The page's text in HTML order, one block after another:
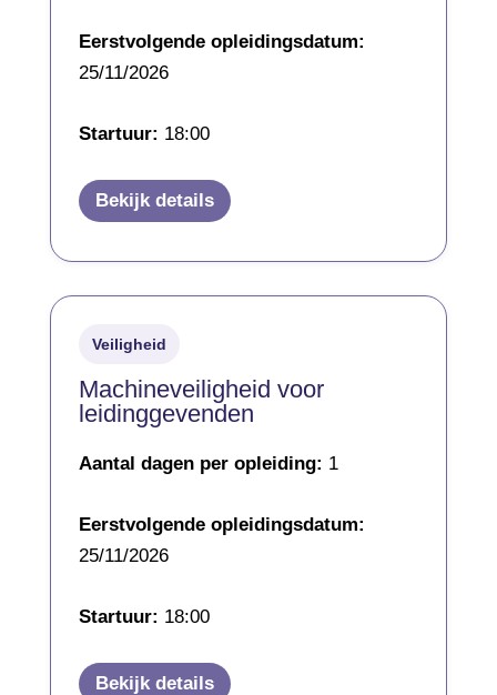
Eerstvolgende opleidingsdatum:
25/11/2026
Startuur: 18:00
Bekijk details
Veiligheid
Machineveiligheid voor
leidinggevenden
Aantal dagen per opleiding: 1
Eerstvolgende opleidingsdatum:
25/11/2026
Startuur: 18:00
Bekijk details